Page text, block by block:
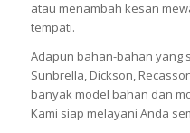
atau menambah kesan
tempati.
Adapun bahan-bahan yang
Sunbrella, Dickson,
banyak model bahan dan
Kami siap melayani Anda